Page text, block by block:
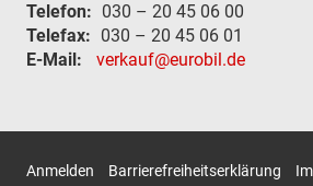
Telefon: 030 – 20 45 06 00
Telefax: 030 – 20 45 06 01
E-Mail:
verkauf@eurobil.de
Anmelden Barrierefreiheitserklärung